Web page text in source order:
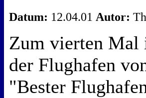
Datum: 12.04.01 Autor:
Zum vierten Mal
der Flughafen
"Bester